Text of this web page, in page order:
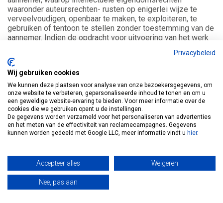
waaronder auteursrechten- rusten op enigerlei wijze te
verveelvoudigen, openbaar te maken, te exploiteren, te
gebruiken of tentoon te stellen zonder toestemming van de
aannemer. Indien de opdracht voor uitvoering van het werk
een andere afspraak is gemaakt, de offerte compleet met
ontwerpen, afbeeldingen en tekeningen binnen 14 dagen na
datum van de beslissing aan de aannemer retour worden
gezonden. Aan de opdrachtgever is het zonder
uitdrukkelijke en schriftelijke toestemming van de
aannemer/auteursrechthebbende niet toegestaan het
ontwerp zelf of
door derden uit te voeren of telaten uitvoeren.
7. Tenzij schriftelijk anders overeengekomen, zal de
aannemer wel was uitgenodigd tot het doen van tekenwerk
maar hem geen opdracht tot het verrichten van
werkzaamheden en/of levering van zaken wordt gegeven.
8. In de offerte is vermeld wanneer met de (uitvoering van
Privacybeleid
Wij gebruiken cookies
We kunnen deze plaatsen voor analyse van onze bezoekersgegevens, om
onze website te verbeteren, gepersonaliseerde inhoud te tonen en om u
een geweldige website-ervaring te bieden. Voor meer informatie over de
cookies die we gebruiken opent u de instellingen.
De gegevens worden verzameld voor het personaliseren van advertenties
en het meten van de effectiviteit van reclamecampagnes. Gegevens
kunnen worden gedeeld met Google LLC, meer informatie vindt u hier.
Accepteer alles Weigeren
Nee, pas aan